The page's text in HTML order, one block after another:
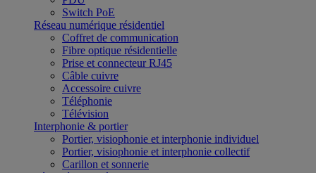
Switch PoE
Réseau numérique résidentiel
Coffret de communication
Fibre optique résidentielle
Prise et connecteur RJ45
Câble cuivre
Accessoire cuivre
Téléphonie
Télévision
Interphonie & portier
Portier, visiophonie et interphonie individuel
Portier, visiophonie et interphonie collectif
Carillon et sonnerie